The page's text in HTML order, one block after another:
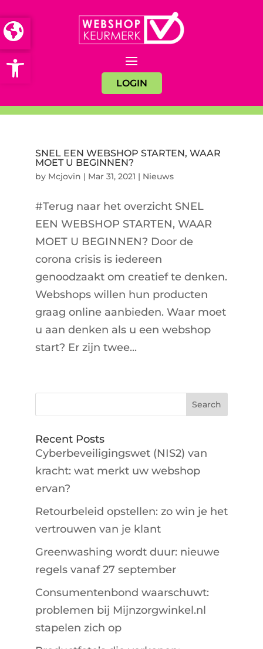
Open toolbar
LOGIN
SNEL EEN WEBSHOP STARTEN, WAAR
MOET U BEGINNEN?
by Mcjovin | Mar 31, 2021 | Nieuws
#Terug naar het overzicht SNEL
EEN WEBSHOP STARTEN, WAAR
MOET U BEGINNEN? Door de
corona crisis is iedereen
genoodzaakt om creatief te denken.
Webshops willen hun producten
graag online aanbieden. Waar moet
u aan denken als u een webshop
start? Er zijn twee...
Recent Posts
Cyberbeveiligingswet (NIS2) van
kracht: wat merkt uw webshop
ervan?
Retourbeleid opstellen: zo win je het
vertrouwen van je klant
Greenwashing wordt duur: nieuwe
regels vanaf 27 september
Consumentenbond waarschuwt:
problemen bij Mijnzorgwinkel.nl
stapelen zich op